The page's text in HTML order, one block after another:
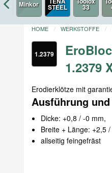
STEEL
HOME WERKSTOFFE
1.2379
1.2379
Erodierklötze mit
Ausführung
Dicke: +0,8 / -0 mm,
Breite + Länge: +2,5
allseitig feingefräst